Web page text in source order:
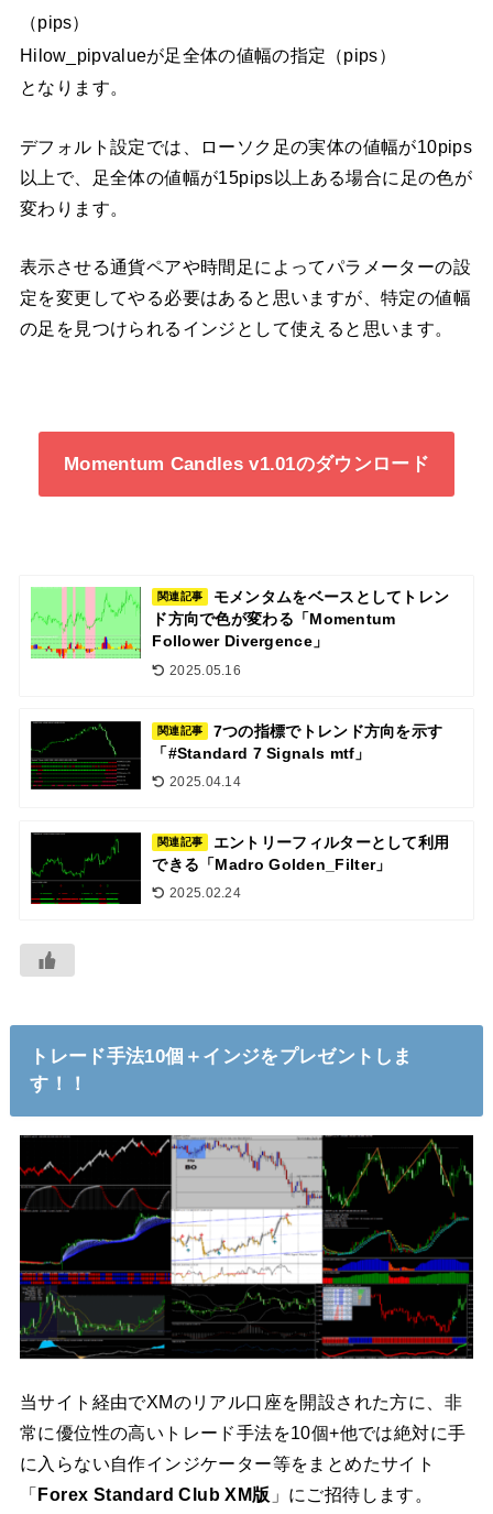
（pips）
Hilow_pipvalueが足全体の値幅の指定（pips）
となります。
デフォルト設定では、ローソク足の実体の値幅が10pips
以上で、足全体の値幅が15pips以上ある場合に足の色が
変わります。
表示させる通貨ペアや時間足によってパラメーターの設
定を変更してやる必要はあると思いますが、特定の値幅
の足を見つけられるインジとして使えると思います。
Momentum Candles v1.01のダウンロード
関連記事
モメンタムをベースとしてトレン
ド方向で色が変わる「Momentum
Follower Divergence」
2025.05.16
関連記事
7つの指標でトレンド方向を示す
「#Standard 7 Signals mtf」
2025.04.14
関連記事
エントリーフィルターとして利用
できる「Madro Golden_Filter」
2025.02.24
トレード手法10個＋インジをプレゼントしま
す！！
当サイト経由でXMのリアル口座を開設された方に、非
常に優位性の高いトレード手法を10個+他では絶対に手
に入らない自作インジケーター等をまとめたサイト
「 Forex Standard Club XM版 」にご招待します。